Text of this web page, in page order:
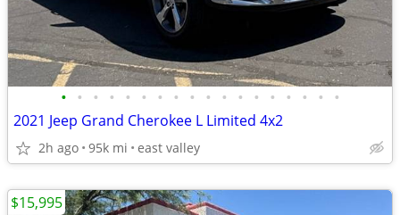
• • • • • • • • • • • • • • • • • •
2021 Jeep Grand Cherokee L Limited 4x2
2h ago 95k mi east valley
$15,995